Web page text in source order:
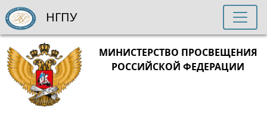
МИНИСТЕРСТВО ПРОСВЕЩЕНИЯ
РОССИЙСКОЙ ФЕДЕРАЦИИ
НГПУ